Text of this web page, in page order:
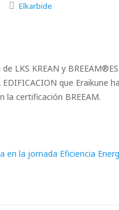
Elkarbide
LKS KREAN y
EDIFICACION que Eraikune
la certificación BREEAM.
en la jornada Eficiencia